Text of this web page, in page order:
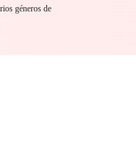
géneros de